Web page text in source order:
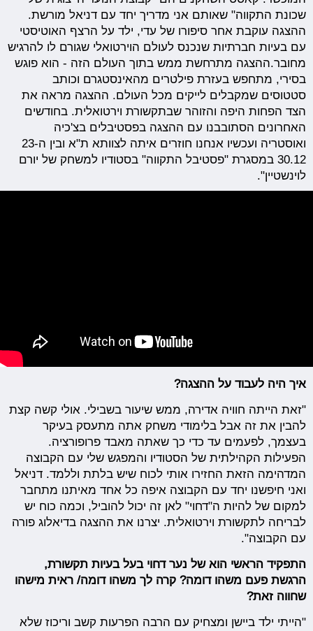
שכונת התקווה" שאותם אני מדריך יחד עם דניאל מורשת.
ההצגה עוקבת אחר סיפורו של עדי, ילד על הרצף האוטיסטי
עם בעיות חברתיות שנכנס לעולם הוירטואלי שגורם לו להרגיש
מחובר.ההצגה מתרחשת ממש בתוך העולם הזה - הוא פוגש
בסירי, מתחפש בעזרת פילטרים מהאינסטגרם וכותב
סטטוסים שמקבלים לייקים מכל העולם. ההצגה מראה את
הצד הפחות היפה והזוהר שבתקשורת וירטואלית. בחודשים
האחרונים הסתובבנו עם ההצגה בפסטיבלים בצ'כיה
ואוסטריה ועכשיו אנחנו חוזרים איתה לצוותא ת"א ובין ה23-
30.12 במסגרת "פסטיבל התקווה" בסטודיו למשחק של יורם
לוינשטיין".
איך היה לעבוד על ההצגה?
"זאת הייתה חוויה אדירה, ממש שיעור בשבילי. אולי קשה קצת
להבין את זה אבל בלימודי משחק אתה מתעסק בעיקר
בעצמך, לפעמים עד כדי כך שאתה מאבד פרופורציה.
הפעילות הקהילתית של הסטודיו והמפגש שלי עם הקבוצה
המדהימה הזאת החזירו אותי לכוח שיש בלתת וללמד. דניאל
ואני חיפשנו יחד עם הקבוצה איפה כל אחד מאיתנו מתחבר
למקום של להיות ה"דחוי" לאן זה יכול להוביל, וכמה כוח יש
לבריחה לתקשורת וירטואלית. יצרנו את ההצגה בדיאלוג פורה
עם הקבוצה".
התפקיד הראשי הוא של נער דחוי בעל בעיות תקשורת,
הרגשת פעם משהו דומה? קרה לך משהו דומה/ ראית מישהו
שחווה זאת?
"הייתי ילד ביישן ומצחיק עם הרבה הפרעות קשב וריכוז שלא